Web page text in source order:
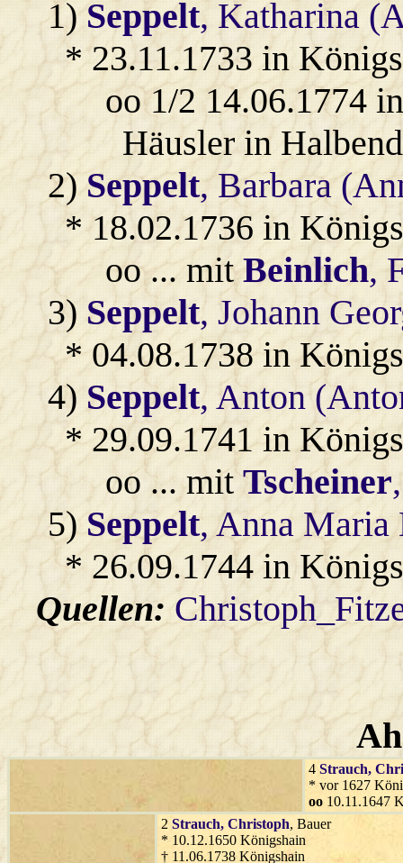
1)Seppelt, Katharina
* 23.11.1733 in
oo 1/2 14.06.1774
Häusler in
2)Seppelt, Barbara
* 18.02.1736 in
oo ... mitBeinlich,
3)Seppelt, Johann
* 04.08.1738 in
4) Seppelt, Anton
* 29.09.1741 in
oo ... mitTscheiner
5)Seppelt, Anna Maria
* 26.09.1744 in
Quellen:
4 Strauch,
* vor 1627
oo 10.11.1647
2 Strauch, Christoph, Bauer
* 10.12.1650 Königshain
† 11.06.1738 Königshain